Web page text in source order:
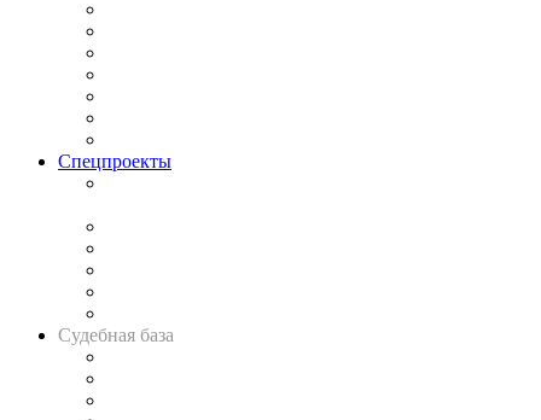
Спецпроекты
Судебная база